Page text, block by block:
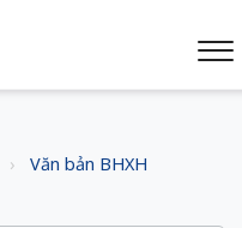
Văn bản BHXH